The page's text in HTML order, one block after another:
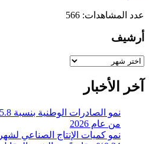
عدد المشاهدات: 566
أرشيف
أرشيف
آخر الأخبار
من عام 2026